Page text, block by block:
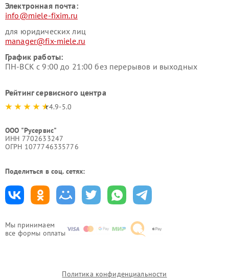
Мы принимаем
все формы оплаты
Электронная почта:
info@miele-fixim.ru
для юридических лиц
manager@fix-miele.ru
График работы:
ПН-ВСК с 9:00 до 21:00 без перерывов и выходных
Рейтинг сервисного центра
4.9-5.0
ООО "Русервис"
ИНН 7702633247
ОГРН 1077746335776
Поделиться в соц. сетях:
Политика конфиденциальности